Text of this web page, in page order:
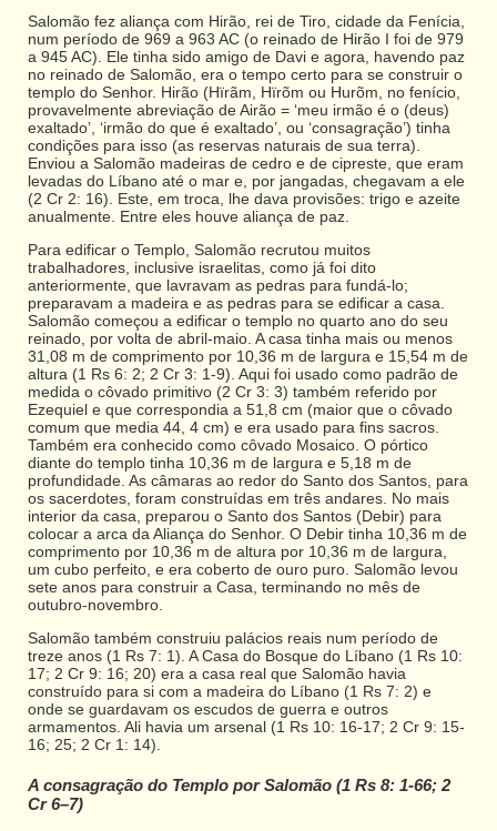
Salomão fez aliança com Hirão, rei de Tiro, cidade da Fenícia,
num período de 969 a 963 AC (o reinado de Hirão I foi de 979
a 945 AC). Ele tinha sido amigo de Davi e agora, havendo paz
no reinado de Salomão, era o tempo certo para se construir o
templo do Senhor. Hirão (Hïrãm, Hïrõm ou Hurõm, no fenício,
provavelmente abreviação de Airão = ‘meu irmão é o (deus)
exaltado’, ‘irmão do que é exaltado’, ou ‘consagração’) tinha
condições para isso (as reservas naturais de sua terra).
Enviou a Salomão madeiras de cedro e de cipreste, que eram
levadas do Líbano até o mar e, por jangadas, chegavam a ele
(2 Cr 2: 16). Este, em troca, lhe dava provisões: trigo e azeite
anualmente. Entre eles houve aliança de paz.
Para edificar o Templo, Salomão recrutou muitos
trabalhadores, inclusive israelitas, como já foi dito
anteriormente, que lavravam as pedras para fundá-lo;
preparavam a madeira e as pedras para se edificar a casa.
Salomão começou a edificar o templo no quarto ano do seu
reinado, por volta de abril-maio. A casa tinha mais ou menos
31,08 m de comprimento por 10,36 m de largura e 15,54 m de
altura (1 Rs 6: 2; 2 Cr 3: 1-9). Aqui foi usado como padrão de
medida o côvado primitivo (2 Cr 3: 3) também referido por
Ezequiel e que correspondia a 51,8 cm (maior que o côvado
comum que media 44, 4 cm) e era usado para fins sacros.
Também era conhecido como côvado Mosaico. O pórtico
diante do templo tinha 10,36 m de largura e 5,18 m de
profundidade. As câmaras ao redor do Santo dos Santos, para
os sacerdotes, foram construídas em três andares. No mais
interior da casa, preparou o Santo dos Santos (Debir) para
colocar a arca da Aliança do Senhor. O Debir tinha 10,36 m de
comprimento por 10,36 m de altura por 10,36 m de largura,
um cubo perfeito, e era coberto de ouro puro. Salomão levou
sete anos para construir a Casa, terminando no mês de
outubro-novembro.
Salomão também construiu palácios reais num período de
treze anos (1 Rs 7: 1). A Casa do Bosque do Líbano (1 Rs 10:
17; 2 Cr 9: 16; 20) era a casa real que Salomão havia
construído para si com a madeira do Líbano (1 Rs 7: 2) e
onde se guardavam os escudos de guerra e outros
armamentos. Ali havia um arsenal (1 Rs 10: 16-17; 2 Cr 9: 15-
16; 25; 2 Cr 1: 14).
A consagração do Templo por Salomão (1 Rs 8: 1-66; 2
Cr 6–7)